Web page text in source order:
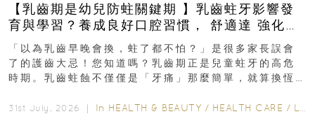
【乳齒期是幼兒防蛀關鍵期 】乳齒蛀牙影響發
育與學習？養成良好口腔習慣， 舒適達 強化琺
瑯質 兒童牙膏防護指南
「以為乳齒早晚會換，蛀了都不怕？」是很多家長誤會
了的護齒大忌！您知道嗎？乳齒期正是兒童蛀牙的高危
時期。乳齒蛀蝕不僅僅是「牙痛」那麼簡單，就算換恆
31st July, 2026 ｜ In HEALTH & BEAUTY / HEALTH CARE / LIFESTYLE